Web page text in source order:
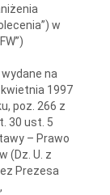
w
na
1997
poz. 266 z
30 ust. 5
– Prawo
(Dz. U. z
Prezesa